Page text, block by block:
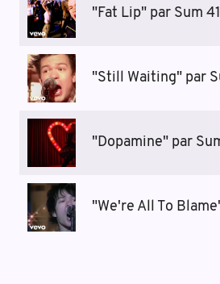
"Fat Lip" par Sum
"Still Waiting" par
"Dopamine" par
"We're All To